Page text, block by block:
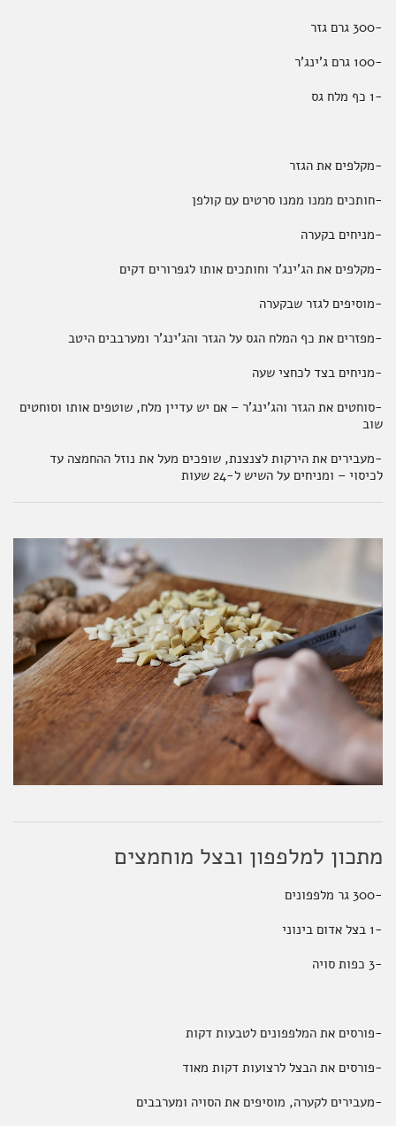
-300 גרם גזר
-100 גרם ג'ינג'ר
-1 כף מלח גס
-מקלפים את הגזר
-חותכים ממנו ממנו סרטים עם קולפן
-מניחים בקערה
-מקלפים את הג'ינג'ר וחותכים אותו לגפרורים דקים
-מוסיפים לגזר שבקערה
-מפזרים את כף המלח הגס על הגזר והג'ינג'ר ומערבבים היטב
-מניחים בצד לכחצי שעה
-סוחטים את הגזר והג'ינג'ר – אם יש עדיין מלח, שוטפים אותו וסוחטים
שוב
-מעבירים את הירקות לצנצנת, שופכים מעל את נוזל ההחמצה עד
לכיסוי – ומניחים על השיש ל-24 שעות
מתכון למלפפון ובצל מוחמצים
-300 גר מלפפונים
-1 בצל אדום בינוני
-3 כפות סויה
-פורסים את המלפפונים לטבעות דקות
-פורסים את הבצל לרצועות דקות מאוד
-מעבירים לקערה, מוסיפים את הסויה ומערבבים